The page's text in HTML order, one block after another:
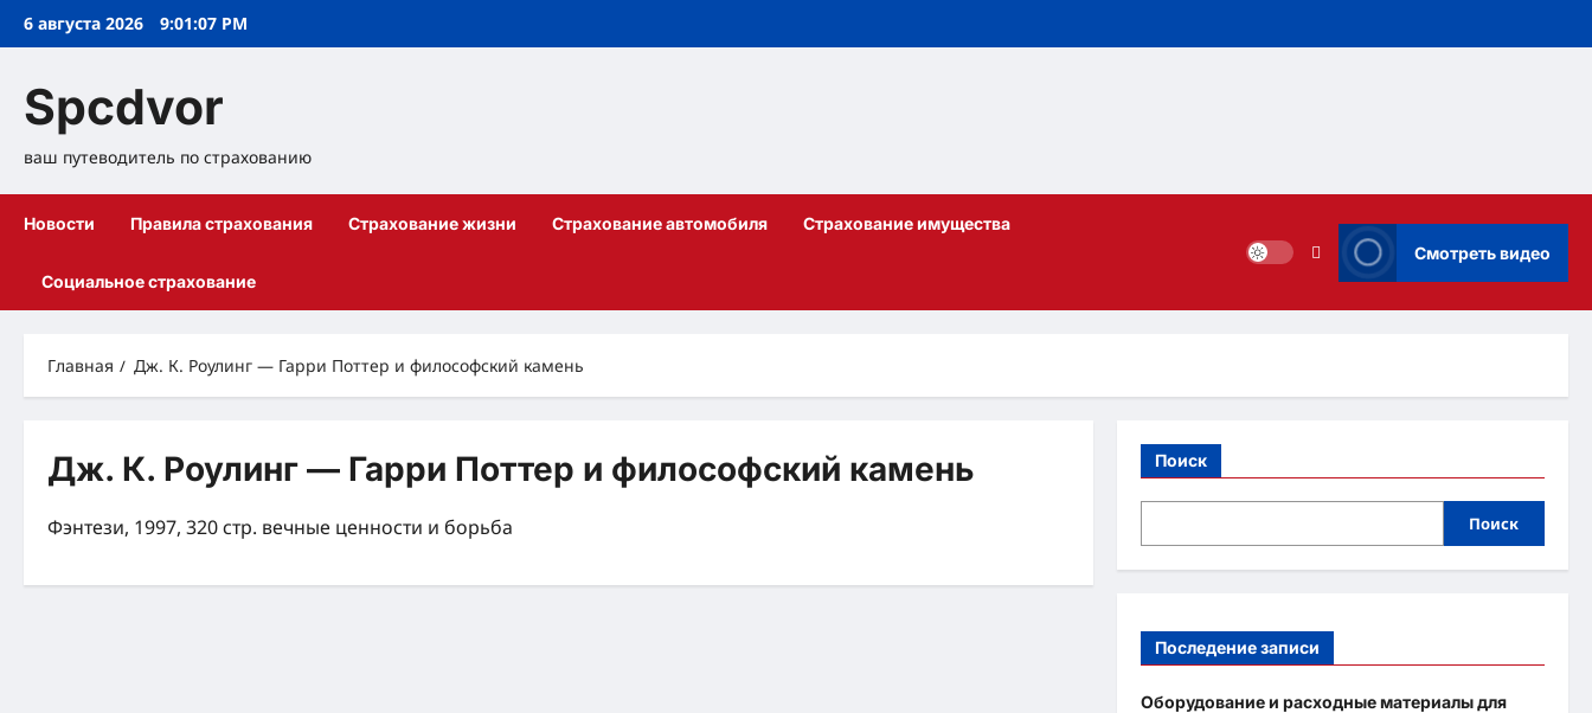
Перейти
6 августа 2026 9:01:07 PM
Spcdvor
ваш путеводитель по страхованию
Новости Правила страхования Страхование жизни Страхование автомобиля Страхование имущества
Социальное страхование
Смотреть видео
Главная Дж. К. Роулинг — Гарри Поттер и философский камень
Дж. К. Роулинг — Гарри Поттер и философский камень
Фэнтези, 1997, 320 стр. вечные ценности и борьба
Поиск
Поиск
Последение записи
Оборудование и расходные материалы для